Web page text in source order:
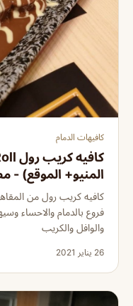
كافيهات الدمام
المنيو+ الموقع) -
كافيه كريب رول من
فروع بالدمام والاحساء
والوافل والكريب
26 يناير 2021